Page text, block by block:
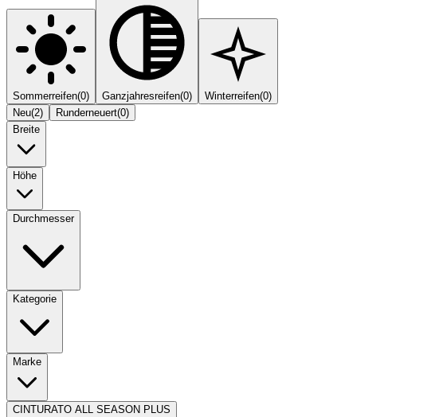
Sommerreifen(0) Ganzjahresreifen(0) Winterreifen(0)
Neu(2) Runderneuert(0)
Breite
Höhe
Durchmesser
Kategorie
Marke
CINTURATO ALL SEASON PLUS